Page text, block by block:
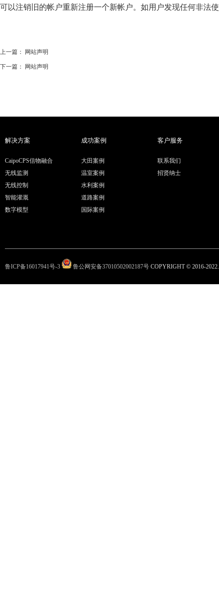
可以注销旧的帐户重新注册一个新帐户。如用户发现任何非法
上一篇： 网站声明
下一篇： 网站声明
解决方案
CaipoCPS信物融合
无线监测
无线控制
智能灌溉
数字模型
成功案例
大田案例
温室案例
水利案例
道路案例
国际案例
客户服务
联系我们
招贤纳士
鲁ICP备16017941号-3 鲁公网安备37010502002187号 COPYRIGHT © 2016-